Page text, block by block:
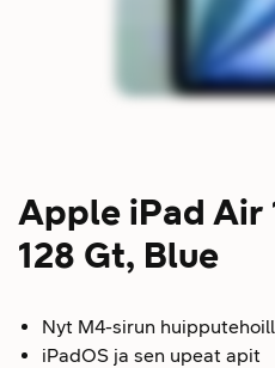
Apple iPad Air
128 Gt, Blue
Nyt M4-sirun
iPadOS ja sen upeat apit